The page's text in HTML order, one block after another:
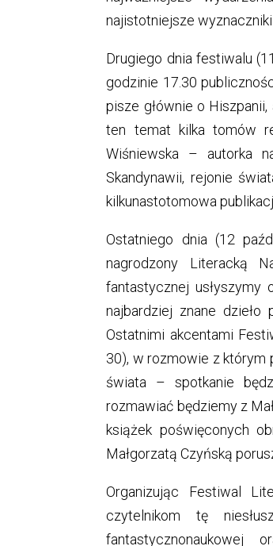
najistotniejsze
Drugiego dnia festiwalu
godzinie 17.30
pisze głównie o
ten temat kilka tomów
Wiśniewska – autorka
Skandynawii, rejonie
kilkunastotomowa
Ostatniego dnia (12
nagrodzony Literacką
fantastycznej
najbardziej znane dzieło
Ostatnimi akcentami
30), w rozmowie z którym
świata – spotkanie
rozmawiać będziemy z
książek poświęconych
Małgorzatą Czyńską
Organizując Festiwal
czytelnikom tę